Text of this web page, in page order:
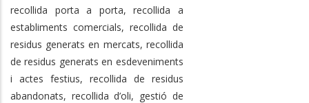
recollida porta a porta, recollida a
establiments comercials, recollida de
residus generats en mercats, recollida
de residus generats en esdeveniments
i actes festius, recollida de residus
abandonats, recollida d’oli, gestió de